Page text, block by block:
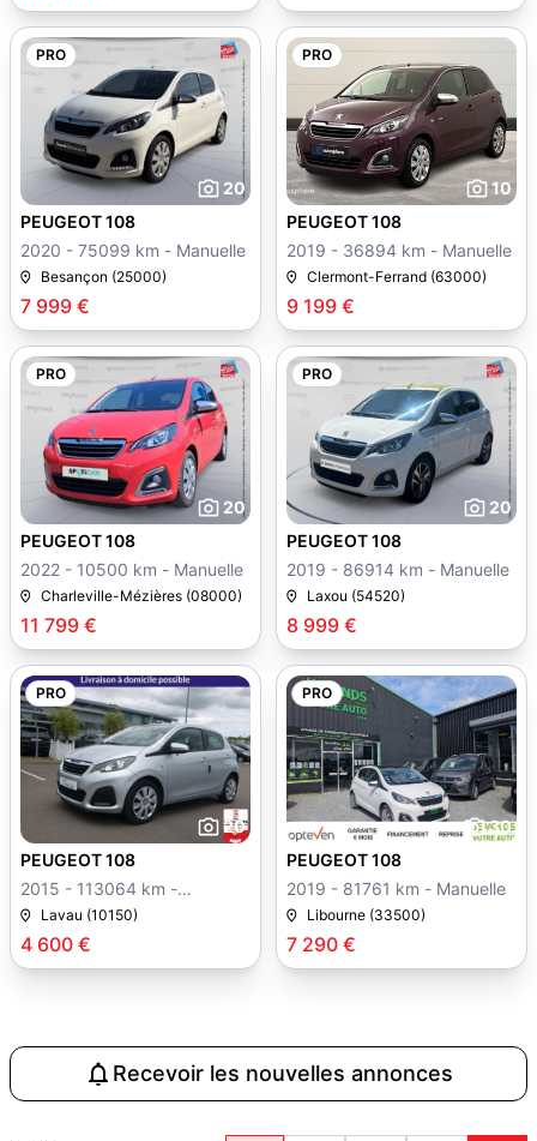
PRO
20
7 999 €
PEUGEOT 108
2020 - 75099 km - Manuelle
Besançon (25000)
PRO
10
9 199 €
PEUGEOT 108
2019 - 36894 km - Manuelle
Clermont-Ferrand (63000)
PRO
20
11 799 €
PEUGEOT 108
2022 - 10500 km - Manuelle
Charleville-Mézières (08000)
PRO
20
8 999 €
PEUGEOT 108
2019 - 86914 km - Manuelle
Laxou (54520)
PRO
20
4 600 €
PEUGEOT 108
2015 - 113064 km -
Manuelle
Lavau (10150)
PRO
30
7 290 €
PEUGEOT 108
2019 - 81761 km - Manuelle
Libourne (33500)
Recevoir les nouvelles annonces